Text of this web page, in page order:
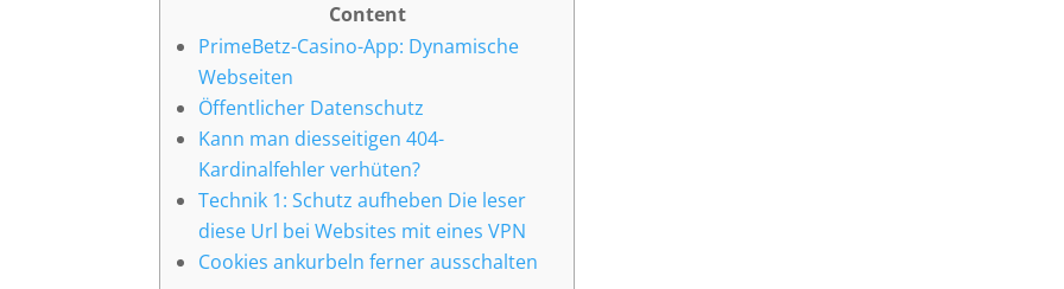
Content
PrimeBetz-Casino-App: Dynamische
Webseiten
Öffentlicher Datenschutz
Kann man diesseitigen 404-
Kardinalfehler verhüten?
Technik 1: Schutz aufheben Die leser
diese Url bei Websites mit eines VPN
Cookies ankurbeln ferner ausschalten